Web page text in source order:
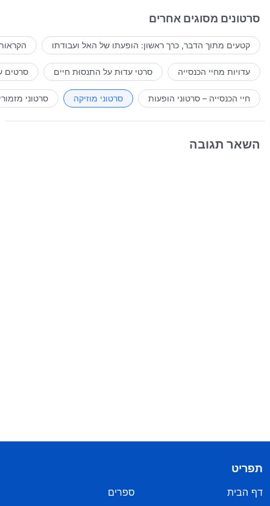
סרטונים מסוגים אחרים
קטעים מתוך הדבר, כרך ראשון: הופעתו של האל ועבודתו
עדויות מחיי הכנסייה סרטי עדוּת על התנסוּת חיים סרטים
חיי הכנסייה – סרטוני הופעות סרטוני מוזיקה סרטוני
השאר תגובה
תפריט
דף הבית
ספרים